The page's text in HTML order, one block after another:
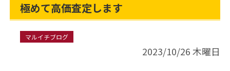
極めて高価査定します
マルイチブログ
2023/10/26 木曜日